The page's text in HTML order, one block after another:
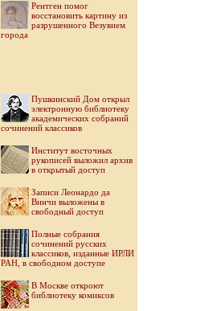
Рентген помог
восстановить картину из
разрушенного Везувием
города
Пушкинский Дом открыл
электронную библиотеку
академических собраний
сочинений классиков
Институт восточных
рукописей выложил архив
в открытый доступ
Записи Леонардо да
Винчи выложены в
свободный доступ
Полные собрания
сочинений русских
классиков, изданные ИРЛИ
РАН, в свободном доступе
В Москве откроют
библиотеку комиксов